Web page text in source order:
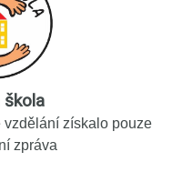
škola
vzdělání získalo pouze
zpráva